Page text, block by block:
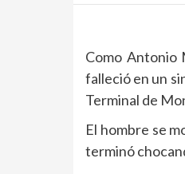
Como Antonio
falleció en un
Terminal de
El hombre se
terminó